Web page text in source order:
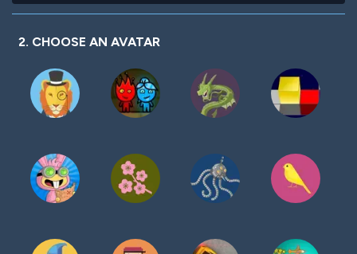
2. CHOOSE AN AVATAR